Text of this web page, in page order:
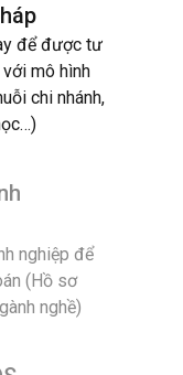
để được tư
mô hình
chi nhánh,
nghiệp để
(Hồ sơ
nghề)